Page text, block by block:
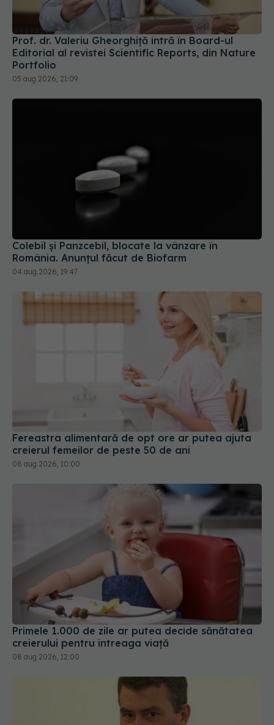
Prof. dr. Valeriu Gheorghiță intră în Board-ul
Editorial al revistei Scientific Reports, din Nature
Portfolio
05 aug 2026, 21:09
Colebil și Panzcebil, blocate la vânzare în
04 aug 2026, 19:47
Fereastra alimentară de opt ore ar putea ajuta
creierul femeilor de peste 50 de ani
08 aug 2026, 10:00
Primele 1.000 de zile ar putea decide sănătatea
creierului pentru întreaga viață
08 aug 2026, 12:00